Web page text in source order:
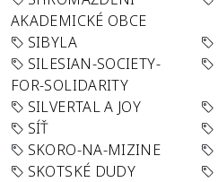
AKADEMICKÉ OBCE
SIBYLA
SILESIAN-SOCIETY-
FOR-SOLIDARITY
SILVERTAL A JOY
SÍŤ
SKORO-NA-MIZINE
SKOTSKÉ DUDY